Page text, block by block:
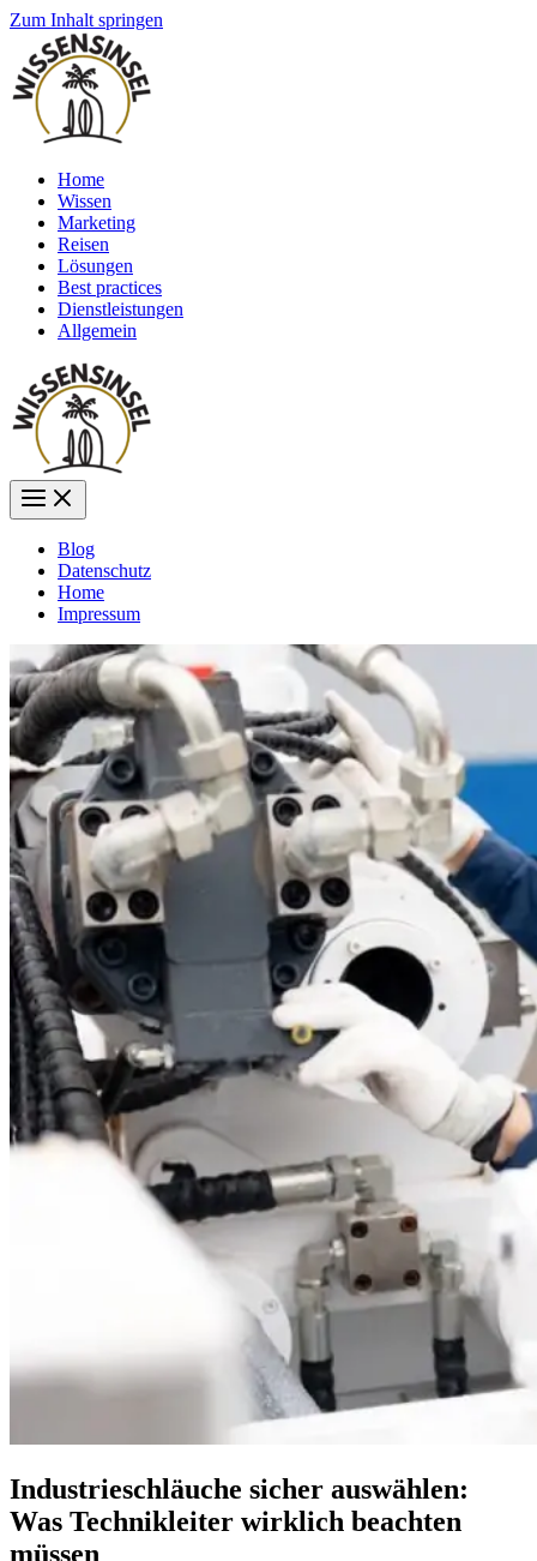
Zum Inhalt springen
Home
Wissen
Marketing
Reisen
Lösungen
Best practices
Dienstleistungen
Allgemein
Blog
Datenschutz
Home
Impressum
Industrieschläuche sicher auswählen:
Was Technikleiter wirklich beachten
müssen